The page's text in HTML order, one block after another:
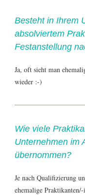
Besteht in Ihrem
absolviertem
Festanstellung
Ja, oft sieht man
wieder :-)
Wie viele
Unternehmen im
übernommen?
Je nach Qualifizierung
ehemalige